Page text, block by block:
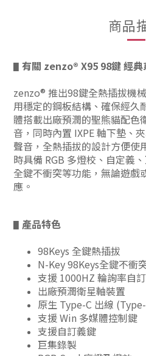
商品
▋ 有關 zenzo® X95 98鍵 經
zenzo® 推出98鍵全熱插拔機
用穩定的鋼板結構、確保經久
體搭載出廠預潤的聖熊貓配色
音，同時內置 IXPE 軸下墊、
聲音，全熱插拔的設計方便使
時具備 RGB 多燈校、自定義
全鍵不衝突等功能，無論遊戲
應 。
▋ 產品特色
98Keys 全鍵熱插拔
N-Key 98Keys全鍵不衝
支援 1000HZ 輪詢率自
出廠預潤衛星軸裝置
原生 Type-C 出線
支援 Win 多媒體控制鍵
支援自訂義鍵
巨集錄製